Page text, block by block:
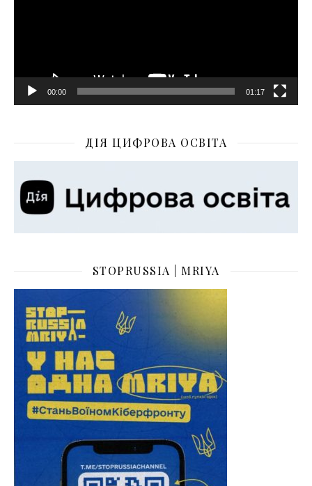
00:00 01:17
ДІЯ ЦИФРОВА ОСВІТА
STOPRUSSIA | MRIYA